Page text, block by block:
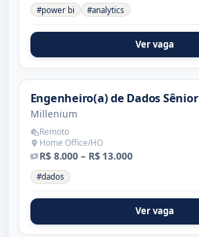
#power bi #analytics
Ver vaga
Engenheiro(a) de Dados Sênior
Millenium
Remoto
Home Office/HO
R$ 8.000 – R$ 13.000
#dados
Ver vaga